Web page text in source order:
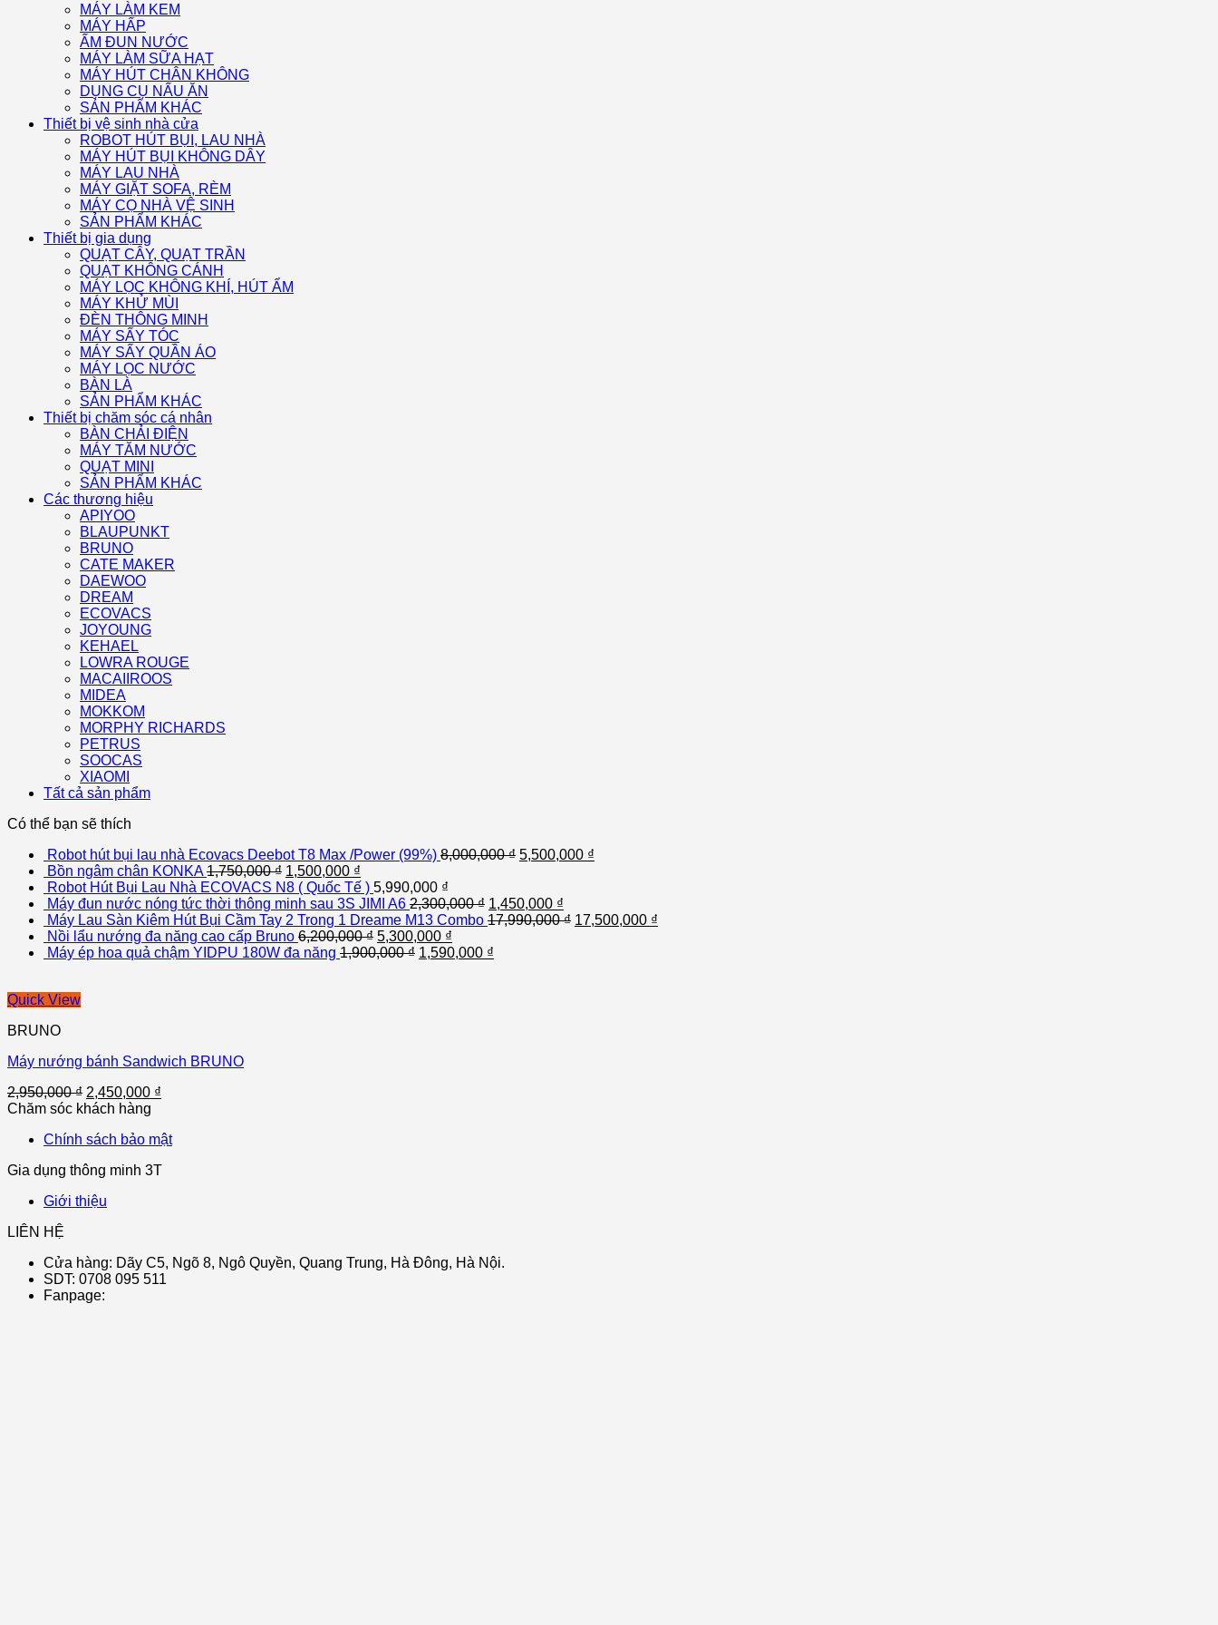
MÁY LÀM KEM
MÁY HẤP
ẤM ĐUN NƯỚC
MÁY LÀM SỮA HẠT
MÁY HÚT CHÂN KHÔNG
DỤNG CỤ NẤU ĂN
SẢN PHẨM KHÁC
Thiết bị vệ sinh nhà cửa
ROBOT HÚT BỤI, LAU NHÀ
MÁY HÚT BỤI KHÔNG DÂY
MÁY LAU NHÀ
MÁY GIẶT SOFA, RÈM
MÁY CỌ NHÀ VỆ SINH
SẢN PHẨM KHÁC
Thiết bị gia dụng
QUẠT CÂY, QUẠT TRẦN
QUẠT KHÔNG CÁNH
MÁY LỌC KHÔNG KHÍ, HÚT ẨM
MÁY KHỬ MÙI
ĐÈN THÔNG MINH
MÁY SẤY TÓC
MÁY SẤY QUẦN ÁO
MÁY LỌC NƯỚC
BÀN LÀ
SẢN PHẨM KHÁC
Thiết bị chăm sóc cá nhân
BÀN CHẢI ĐIỆN
MÁY TĂM NƯỚC
QUẠT MINI
SẢN PHẨM KHÁC
Các thương hiệu
APIYOO
BLAUPUNKT
BRUNO
CATE MAKER
DAEWOO
DREAM
ECOVACS
JOYOUNG
KEHAEL
LOWRA ROUGE
MACAIIROOS
MIDEA
MOKKOM
MORPHY RICHARDS
PETRUS
SOOCAS
XIAOMI
Tất cả sản phẩm
Có thể bạn sẽ thích
Robot hút bụi lau nhà Ecovacs Deebot T8 Max /Power (99%) 8,000,000₫ 5,500,000 ₫
Bồn ngâm chân KONKA 1,750,000₫ 1,500,000 ₫
Robot Hút Bụi Lau Nhà ECOVACS N8 ( Quốc Tế ) 5,990,000 ₫
Máy đun nước nóng tức thời thông minh sau 3S JIMI A6 2,300,000₫ 1,450,000 ₫
Máy Lau Sàn Kiêm Hút Bụi Cầm Tay 2 Trong 1 Dreame M13 Combo 17,990,000₫ 17,500,000 ₫
Nồi lẩu nướng đa năng cao cấp Bruno 6,200,000₫ 5,300,000 ₫
Máy ép hoa quả chậm YIDPU 180W đa năng 1,900,000₫ 1,590,000 ₫
Quick View
BRUNO
Máy nướng bánh Sandwich BRUNO
2,950,000₫ 2,450,000 ₫
Chăm sóc khách hàng
Chính sách bảo mật
Gia dụng thông minh 3T
Giới thiệu
LIÊN HỆ
Cửa hàng: Dãy C5, Ngõ 8, Ngô Quyền, Quang Trung, Hà Đông, Hà Nội.
SDT: 0708 095 511
Fanpage: